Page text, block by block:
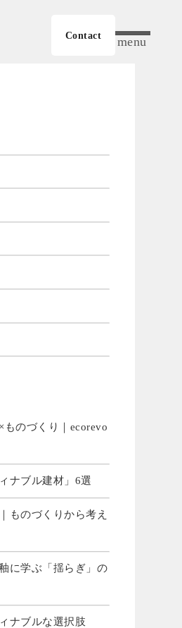
Contact menu
のづくり｜ecorevo
ナブル建材」6選
ものづくりから考え
に学ぶ「揺らぎ」の
ナブルな選択肢